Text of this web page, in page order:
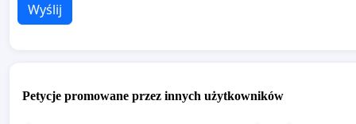
Wyślij
Petycje promowane przez innych użytkowników